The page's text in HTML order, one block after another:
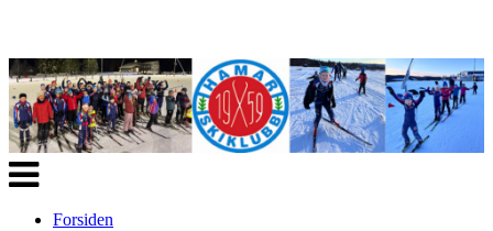
Veksle
navigasjon
Forsiden